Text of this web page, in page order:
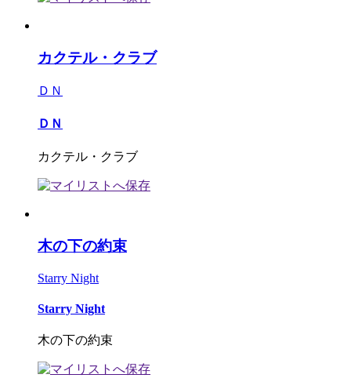
カクテル・クラブ
ＤＮ
ＤＮ
カクテル・クラブ
木の下の約束
Starry Night
Starry Night
木の下の約束